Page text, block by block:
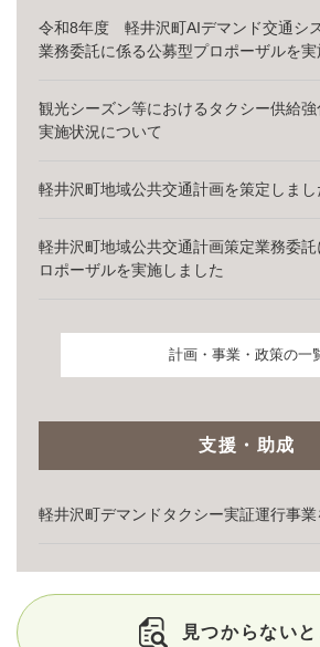
令和8年度 軽井沢町AIデマンド交通シ
業務委託に係る公募型プロポーザルを実
観光シーズン等におけるタクシー供給強
実施状況について
軽井沢町地域公共交通計画を策定しまし
軽井沢町地域公共交通計画策定業務委
ロポーザルを実施しました
計画・事業・政策の一
支援・助成
軽井沢町デマンドタクシー実証運行事
見つからない